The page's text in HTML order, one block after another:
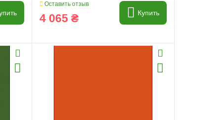
Оставить отзыв
4 065 ₴ Купить